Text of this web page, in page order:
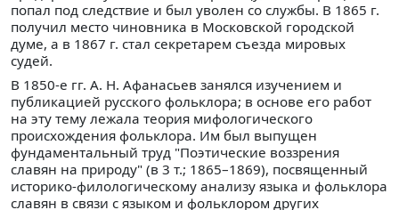
попал под следствие и был уволен со службы. В 1865 г.
получил место чиновника в Московской городской
думе, а в 1867 г. стал секретарем съезда мировых
судей.
В 1850-е гг. А. Н. Афанасьев занялся изучением и
публикацией русского фольклора; в основе его работ
на эту тему лежала теория мифологического
происхождения фольклора. Им был выпущен
фундаментальный труд "Поэтические воззрения
славян на природу" (в 3 т.; 1865–1869), посвященный
историко-филологическому анализу языка и фольклора
славян в связи с языком и фольклором других